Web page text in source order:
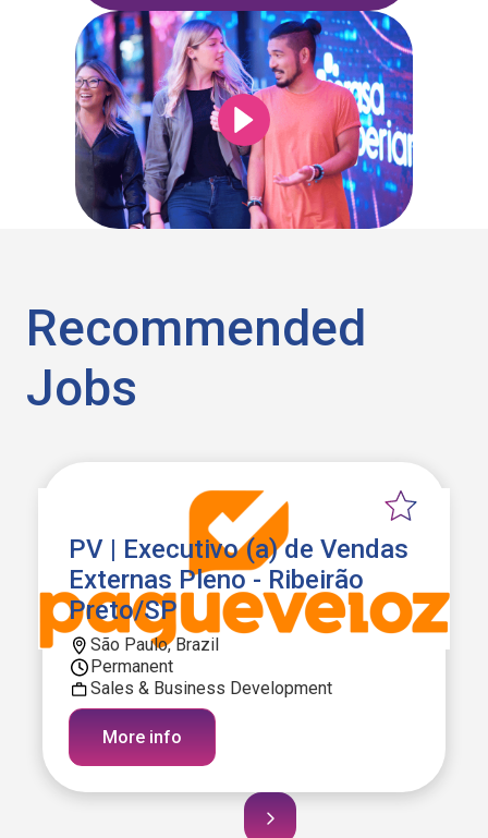
Recommended
Jobs
PV | Executivo (a) de Vendas
Externas Pleno - Ribeirão
Preto/SP
São Paulo, Brazil
Permanent
Sales & Business Development
More info